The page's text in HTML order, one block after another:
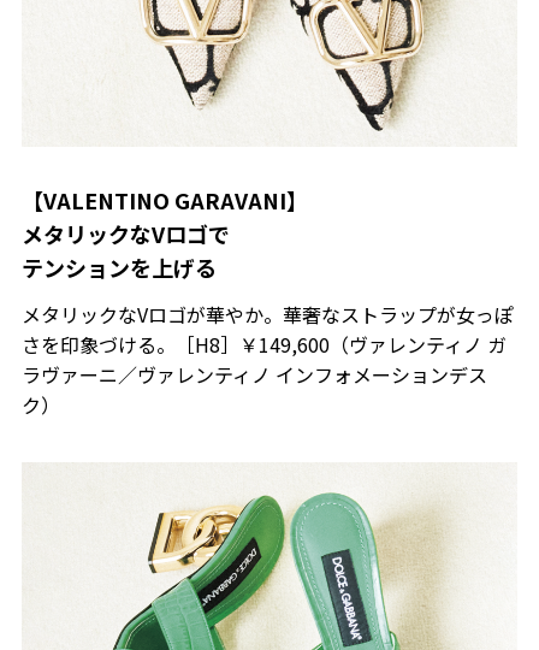
【VALENTINO GARAVANI】
メタリックなVロゴで
テンションを上げる
メタリックなVロゴが華やか。華奢なストラップが女っぽ
さを印象づける。［H8］￥149,600（ヴァレンティノ ガ
ラヴァーニ／ヴァレンティノ インフォメーションデス
ク）